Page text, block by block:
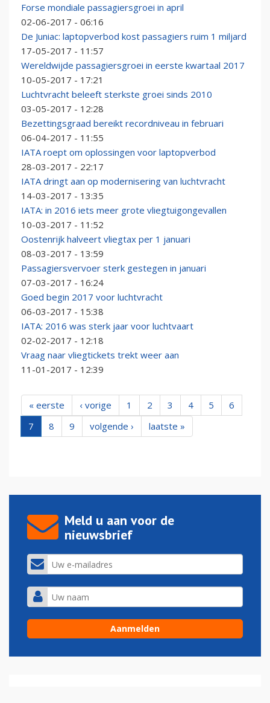
Forse mondiale passagiersgroei in april
02-06-2017 - 06:16
De Juniac: laptopverbod kost passagiers ruim 1 miljard
17-05-2017 - 11:57
Wereldwijde passagiersgroei in eerste kwartaal 2017
10-05-2017 - 17:21
Luchtvracht beleeft sterkste groei sinds 2010
03-05-2017 - 12:28
Bezettingsgraad bereikt recordniveau in februari
06-04-2017 - 11:55
IATA roept om oplossingen voor laptopverbod
28-03-2017 - 22:17
IATA dringt aan op modernisering van luchtvracht
14-03-2017 - 13:35
IATA: in 2016 iets meer grote vliegtuigongevallen
10-03-2017 - 11:52
Oostenrijk halveert vliegtax per 1 januari
08-03-2017 - 13:59
Passagiersvervoer sterk gestegen in januari
07-03-2017 - 16:24
Goed begin 2017 voor luchtvracht
06-03-2017 - 15:38
IATA: 2016 was sterk jaar voor luchtvaart
02-02-2017 - 12:18
Vraag naar vliegtickets trekt weer aan
11-01-2017 - 12:39
« eerste ‹ vorige 1 2 3 4 5
6
7
8 9 volgende › laatste »
Meld u aan voor de
nieuwsbrief